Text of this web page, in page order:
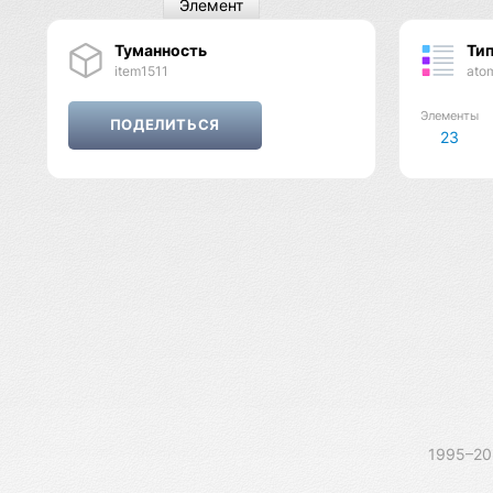
Туманность
item1511
Элемент
Элементы
23